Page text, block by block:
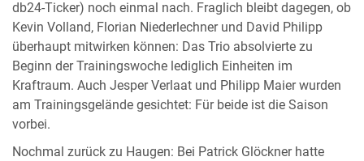
db24-Ticker) noch einmal nach. Fraglich bleibt dagegen, ob
Kevin Volland, Florian Niederlechner und David Philipp
überhaupt mitwirken können: Das Trio absolvierte zu
Beginn der Trainingswoche lediglich Einheiten im
Kraftraum. Auch Jesper Verlaat und Philipp Maier wurden
am Trainingsgelände gesichtet: Für beide ist die Saison
vorbei.
Nochmal zurück zu Haugen: Bei Patrick Glöckner hatte